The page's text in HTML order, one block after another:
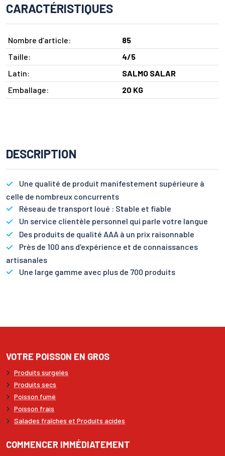
CARACTÉRISTIQUES
Nombre d’article:
85
Taille:
4/5
Latin:
SALMO SALAR
Emballage:
20 KG
DESCRIPTION
Une qualité de produit manifestement supérieure à
celle de nombreux concurrents
Réseau de transport loué : Stable et fiable
Un service clientèle personnel qui parle votre langue
Des produits de qualité AAA à un prix raisonnable
Près de 100 ans d'expérience et de connaissances
artisanales
Une large gamme avec plus de 700 produits
VOTRE POISSON EN GROS
Produits surgelés
Produits secs
Poisson fumé
Poisson frais
Salades fraîches et Produits acides
COMMENCER IMMÉDIATEMENT